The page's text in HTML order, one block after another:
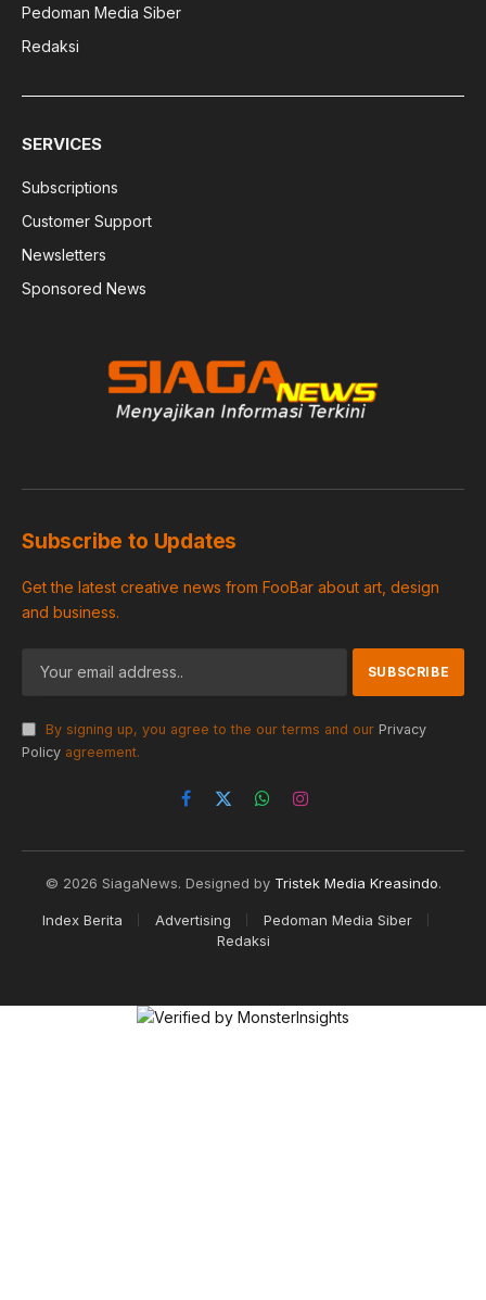
Pedoman Media Siber
Redaksi
SERVICES
Subscriptions
Customer Support
Newsletters
Sponsored News
Subscribe to Updates
Get the latest creative news from FooBar about art, design
and business.
By signing up, you agree to the our terms and our Privacy
Policy agreement.
Facebook
X
WhatsAppInstagram
© 2026 SiagaNews. Designed by Tristek Media Kreasindo.
Index Berita Advertising
Pedoman Media Siber
Redaksi